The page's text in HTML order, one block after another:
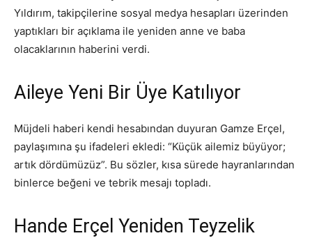
Yıldırım, takipçilerine sosyal medya hesapları üzerinden
yaptıkları bir açıklama ile yeniden anne ve baba
olacaklarının haberini verdi.
Aileye Yeni Bir Üye Katılıyor
Müjdeli haberi kendi hesabından duyuran Gamze Erçel,
paylaşımına şu ifadeleri ekledi: “Küçük ailemiz büyüyor;
artık dördümüzüz”. Bu sözler, kısa sürede hayranlarından
binlerce beğeni ve tebrik mesajı topladı.
Hande Erçel Yeniden Teyzelik